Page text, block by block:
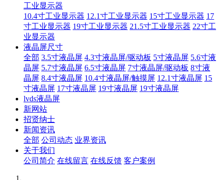
工业显示器
10.4寸工业显示器 12.1寸工业显示器 15寸工业显示器 17
寸工业显示器 19寸工业显示器 21.5寸工业显示器 22寸工
业显示器
液晶屏尺寸
全部 3.5寸液晶屏 4.3寸液晶屏/驱动板 5寸液晶屏 5.6寸液
晶屏 5.7寸液晶屏 6.5寸液晶屏 7寸液晶屏/驱动板 8寸液
晶屏 8.4寸液晶屏 10.4寸液晶屏/触摸屏 12.1寸液晶屏 15
寸液晶屏 17寸液晶屏 19寸液晶屏 19寸液晶屏
lvds液晶屏
新网站
招贤纳士
新闻资讯
全部 公司动态 业界资讯
关于我们
公司简介 在线留言 在线反馈 客户案例